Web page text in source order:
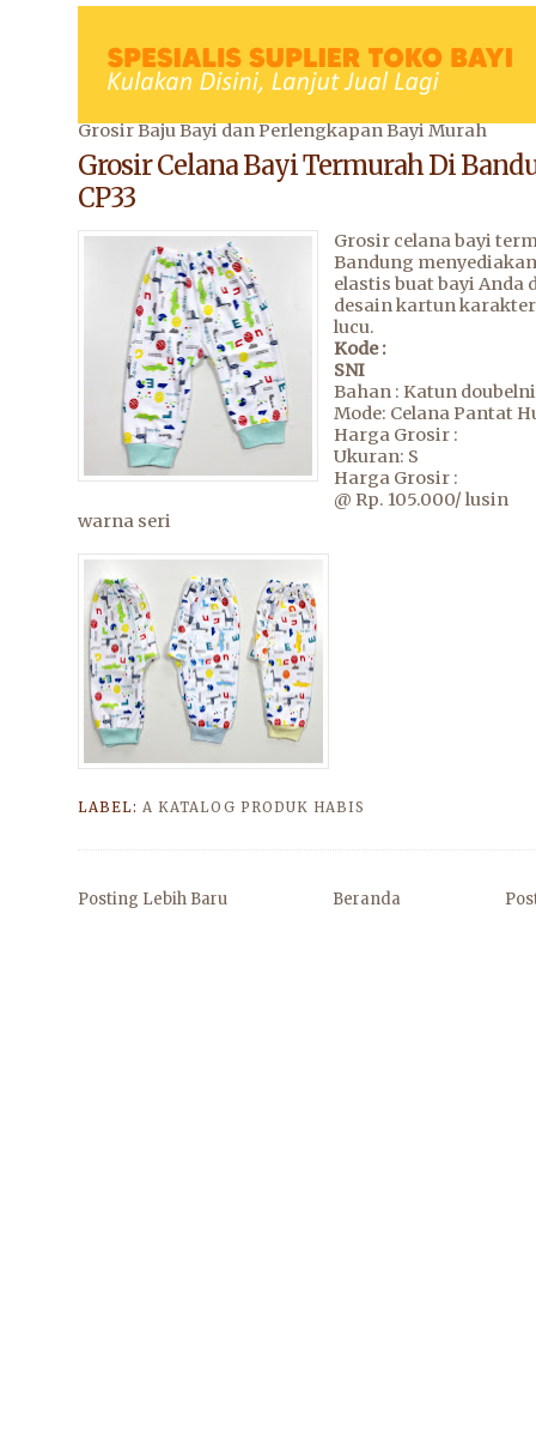
Grosir Baju Bayi dan Perlengkapan Bayi Murah
Grosir Celana Bayi Termurah Di
CP33
Grosir celana bayi
Bandung
elastis buat bayi Anda
desain kartun
lucu.
Kode :
SNI
Bahan : Katun
Mode: Celana Pantat
Harga Grosir :
Ukuran: S
Harga Grosir :
@ Rp. 105.000/ lusin
warna seri
LABEL:A KATALOG PRODUK HABIS
Posting Lebih Baru Beranda